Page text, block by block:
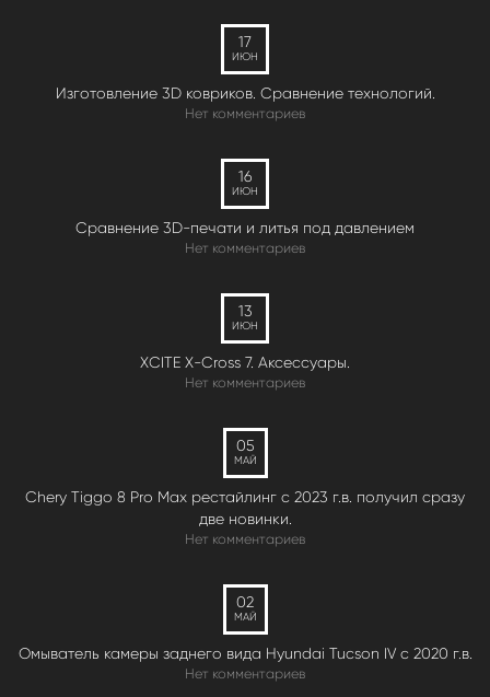
17
ИЮН
Изготовление 3D ковриков. Сравнение технологий.
Нет комментариев
16
ИЮН
Сравнение 3D-печати и литья под давлением
Нет комментариев
13
ИЮН
XCITE X-Cross 7. Аксессуары.
Нет комментариев
05
МАЙ
Chery Tiggo 8 Pro Max рестайлинг с 2023 г.в. получил сразу
две новинки.
Нет комментариев
02
МАЙ
Омыватель камеры заднего вида Hyundai Tucson IV c 2020 г.в.
Нет комментариев